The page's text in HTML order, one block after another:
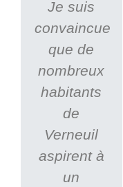
Je suis
convaincue
que de
nombreux
habitants
de
Verneuil
aspirent à
un